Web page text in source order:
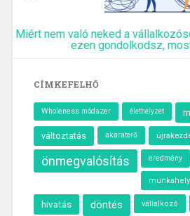
Miért nem való neked a
ezen gondolkodsz,
CÍMKEFELHŐ
Wholeness módszer élethelyzet
változtatás akaraterő
önmegvalósítás eredmény
munkahely
hivatás döntés vállalkozó